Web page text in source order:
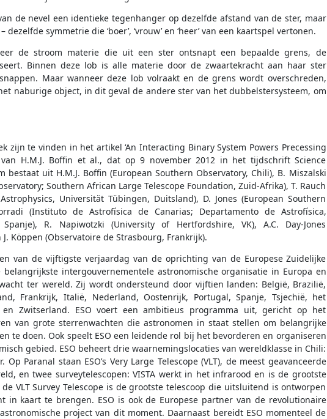
de nevel een identieke tegenhanger op dezelfde afstand van de ster, maar
symmetrie die ‘boer’, ‘vrouw’ en ‘heer’ van een kaartspel vertonen.
de stroom materie die uit een ster ontsnapt een bepaalde grens, de
Binnen deze lob is alle materie door de zwaartekracht aan haar ster
Maar wanneer deze lob volraakt en de grens wordt overschreden,
naburige object, in dit geval de andere ster van het dubbelstersysteem, om
zijn te vinden in het artikel ‘An Interacting Binary System Powers Precessing
van H.M.J. Boffin et al., dat op 9 november 2012 in het tijdschrift Science
bestaat uit H.M.J. Boffin (European Southern Observatory, Chili), B. Miszalski
Southern African Large Telescope Foundation, Zuid-Afrika), T. Rauch
Universität Tübingen, Duitsland), D. Jones (European Southern
(Instituto de Astrofísica de Canarias; Departamento de Astrofísica,
R. Napiwotzki (University of Hertfordshire, VK), A.C. Day-Jones
Köppen (Observatoire de Strasbourg, Frankrijk).
van de vijftigste verjaardag van de oprichting van de Europese Zuidelijke
belangrijkste intergouvernementele astronomische organisatie in Europa en
ter wereld. Zij wordt ondersteund door vijftien landen: België, Brazilië,
Frankrijk, Italië, Nederland, Oostenrijk, Portugal, Spanje, Tsjechië, het
en Zwitserland. ESO voert een ambitieus programma uit, gericht op het
van grote sterrenwachten die astronomen in staat stellen om belangrijke
te doen. Ook speelt ESO een leidende rol bij het bevorderen en organiseren
gebied. ESO beheert drie waarnemingslocaties van wereldklasse in Chili:
Op Paranal staan ESO’s Very Large Telescope (VLT), de meest geavanceerde
en twee surveytelescopen: VISTA werkt in het infrarood en is de grootste
VLT Survey Telescope is de grootste telescoop die uitsluitend is ontworpen
in kaart te brengen. ESO is ook de Europese partner van de revolutionaire
project van dit moment. Daarnaast bereidt ESO momenteel de